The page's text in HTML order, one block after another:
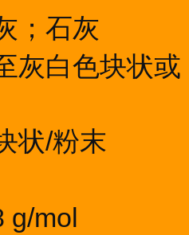
；石灰
灰白色块状或
状/粉末
g/mol